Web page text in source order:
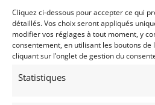
Cliquez ci-dessous pour accepter ce qui
détaillés. Vos choix seront appliqués
modifier vos réglages à tout moment, y
consentement, en utilisant les boutons de
cliquant sur l’onglet de gestion du
Statistiques
Demandez une expertise